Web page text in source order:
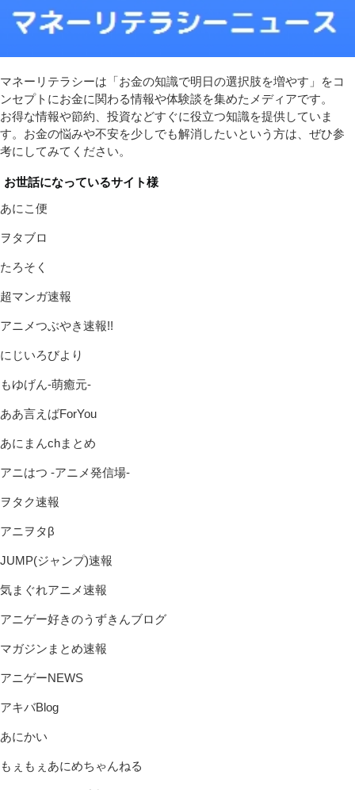
マネーリテラシーは「お金の知識で明日の選択肢を増やす」をコ
ンセプトにお金に関わる情報や体験談を集めたメディアです。
お得な情報や節約、投資などすぐに役立つ知識を提供していま
す。お金の悩みや不安を少しでも解消したいという方は、ぜひ参
考にしてみてください。
お世話になっているサイト様
あにこ便
ヲタブロ
たろそく
超マンガ速報
アニメつぶやき速報!!
にじいろびより
もゆげん-萌癒元-
ああ言えばForYou
あにまんchまとめ
アニはつ -アニメ発信場-
ヲタク速報
アニヲタβ
JUMP(ジャンプ)速報
気まぐれアニメ速報
アニゲー好きのうずきんブログ
マガジンまとめ速報
アニゲーNEWS
アキバBlog
あにかい
もぇもぇあにめちゃんねる